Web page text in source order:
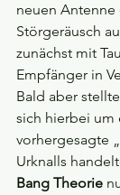
neuen Antenne
Störgeräusch
zunächst mit
Empfänger in
Bald aber
sich hierbei um
vorhergesagte
Urknalls
Bang Theorie